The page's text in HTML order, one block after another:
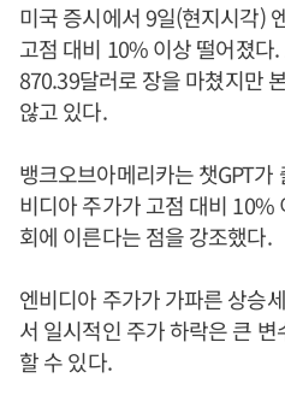
미국 증시에서 9일(현지시각)
고점 대비 10% 이상 떨어졌다
870.39달러로 장을 마쳤지만
않고 있다.
뱅크오브아메리카는 챗GPT
비디아 주가가 고점 대비 10%
회에 이른다는 점을 강조했다.
엔비디아 주가가 가파른 상승
서 일시적인 주가 하락은 큰
할 수 있다.